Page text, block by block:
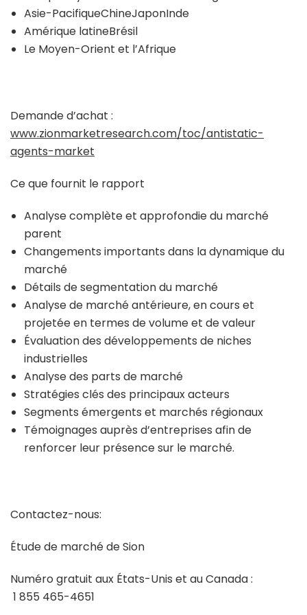
Asie-PacifiqueChineJaponInde
Amérique latineBrésil
Le Moyen-Orient et l’Afrique
Demande d’achat :
www.zionmarketresearch.com/toc/antistatic-
agents-market
Ce que fournit le rapport
Analyse complète et approfondie du marché
parent
Changements importants dans la dynamique du
marché
Détails de segmentation du marché
Analyse de marché antérieure, en cours et
projetée en termes de volume et de valeur
Évaluation des développements de niches
industrielles
Analyse des parts de marché
Stratégies clés des principaux acteurs
Segments émergents et marchés régionaux
Témoignages auprès d’entreprises afin de
renforcer leur présence sur le marché.
Contactez-nous:
Étude de marché de Sion
Numéro gratuit aux États-Unis et au Canada :
1 855 465-4651